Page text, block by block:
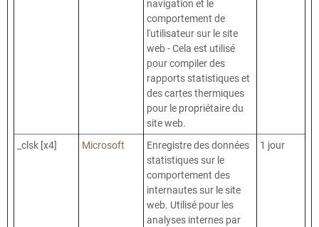
navigation et le
comportement de
l'utilisateur sur le site
web - Cela est utilisé
pour compiler des
rapports statistiques et
des cartes thermiques
pour le propriétaire du
site web.
_clsk [x4] Microsoft
Enregistre des données
statistiques sur le
comportement des
internautes sur le site
web. Utilisé pour les
analyses internes par
1 jour